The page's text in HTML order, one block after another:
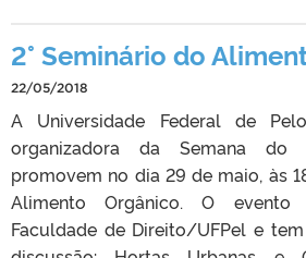
2° Seminário do
22/05/2018
A Universidade Federal de
organizadora da Semana do
promovem no dia 29 de maio, às
Alimento Orgânico. O
Faculdade de Direito/UFPel e